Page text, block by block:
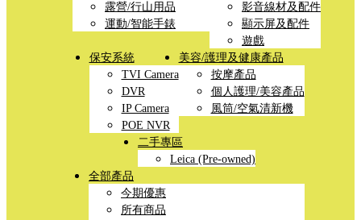
露營/行山用品
運動/智能手錶
影音線材及配件
顯示屏及配件
遊戲
保安系統
TVI Camera
DVR
IP Camera
POE NVR
美容/護理及健康產品
按摩產品
個人護理/美容產品
風筒/空氣清新機
二手專區
Leica (Pre-owned)
全部產品
今期優惠
所有商品